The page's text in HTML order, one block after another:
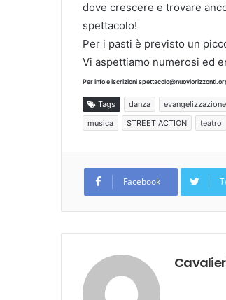
dove crescere e trovare
spettacolo!
Per i pasti è previsto un
Vi aspettiamo numerosi ed
Per info e iscrizioni
Tags danza evangelizzazione
musica
STREET ACTION teatro
Facebook